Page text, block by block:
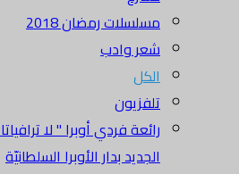
مسلسلات رمضان 2018
شعر وادب
الكل
تلفزيون
رائعة فردي أوبرا " لا
الجديد بدار الأوبرا السلطانيّة